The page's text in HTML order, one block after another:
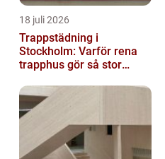
18 juli 2026
Trappstädning i
Stockholm: Varför rena
trapphus gör så stor